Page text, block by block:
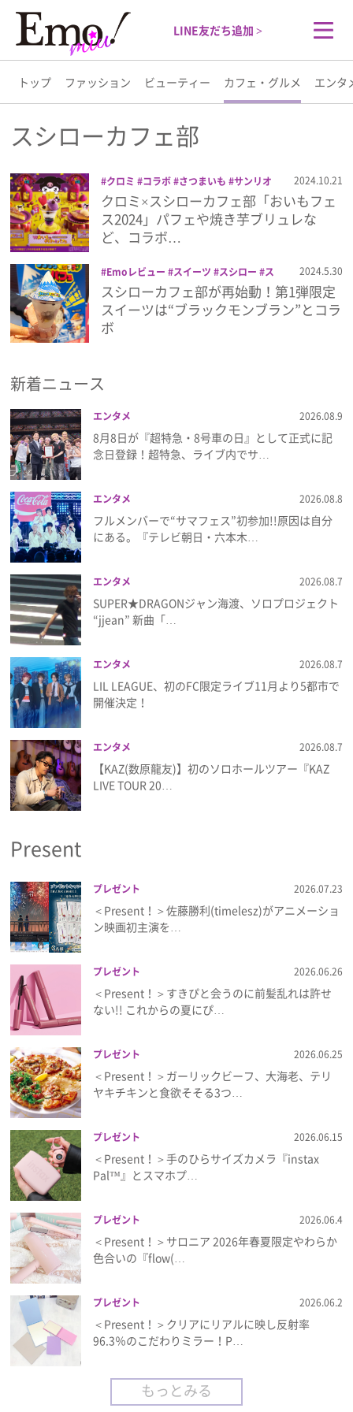
LINE友だち追加 >
トップ ファッション ビューティー カフェ・グルメ エンタ
トップ
ファッション
ビューティー
カフェ・グルメ
エンタメ
ライフスタイル
プレゼント
インタビュー
フィルム
Emoメン
ランキング
Emo!miuとは？
免責事項
プライバシーポリシー
利用規約
お問い合わせ
スシローカフェ部
クロミ コラボ さつまいも
サンリオ
スイーツ スシロー スシローカフェ部
2024.10.21
クロミ×スシローカフェ部「おいもフェ
ス2024」パフェや焼き芋ブリュレな
ど、コラボ…
Emoレビュー スイーツ スシロー
ス
シローカフェ部
寿司
2024.5.30
スシローカフェ部が再始動！第1弾限定
スイーツは“ブラックモンブラン”とコラ
ボ
新着ニュース
エンタメ 2026.08.9
8月8日が『超特急・8号車の日』として正式に記
念日登録！超特急、ライブ内でサ…
エンタメ 2026.08.8
フルメンバーで“サマフェス”初参加!!原因は自分
にある。『テレビ朝日・六本木…
エンタメ 2026.08.7
SUPER★DRAGONジャン海渡、ソロプロジェクト
“jjean” 新曲「…
エンタメ 2026.08.7
LIL LEAGUE、初のFC限定ライブ11月より5都市で
開催決定！
エンタメ 2026.08.7
【KAZ(数原龍友)】初のソロホールツアー『KAZ
LIVE TOUR 20…
Present
プレゼント 2026.07.23
＜Present！＞佐藤勝利(timelesz)がアニメーショ
ン映画初主演を…
プレゼント 2026.06.26
＜Present！＞すきぴと会うのに前髪乱れは許せ
ない!! これからの夏にぴ…
プレゼント 2026.06.25
＜Present！＞ガーリックビーフ、大海老、テリ
ヤキチキンと食欲そそる3つ…
プレゼント 2026.06.15
＜Present！＞手のひらサイズカメラ『instax
Pal™』とスマホプ…
プレゼント 2026.06.4
＜Present！＞サロニア 2026年春夏限定やわらか
色合いの『flow(…
プレゼント 2026.06.2
＜Present！＞クリアにリアルに映し反射率
96.3％のこだわりミラー！P…
もっとみる